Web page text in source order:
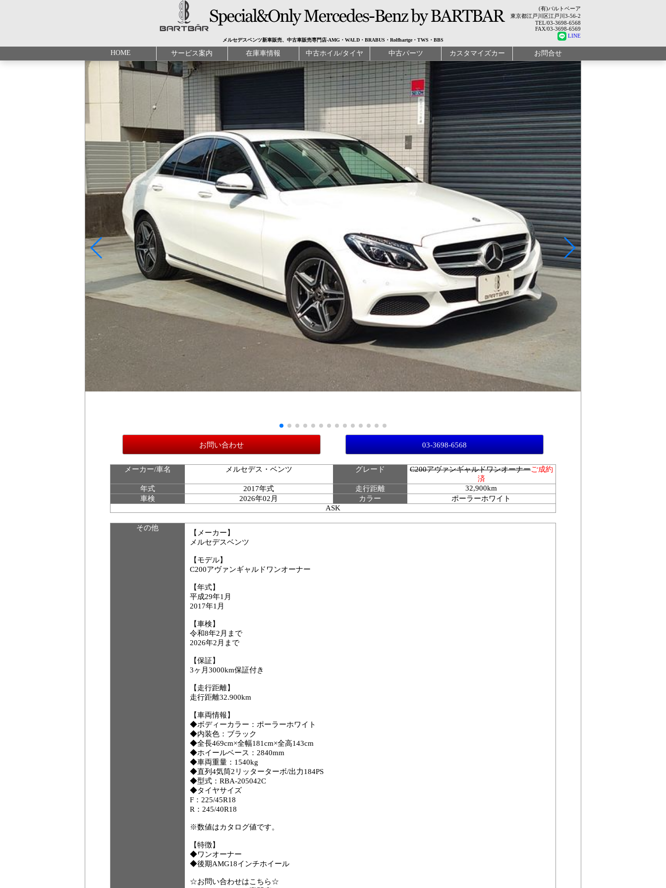
メルセデスベンツ新車販売、中古車販売専門店-AMG・WALD・BRABUS・Rolfhartge・TWS・BBS
(有)バルトベーア
東京都江戸川区江戸川3-56-2
TEL/03-3698-6568
FAX/03-3698-6569
LINE
HOME サービス案内 在庫車情報 中古ホイル/タイヤ 中古パーツ カスタマイズカー お問合せ
お問い合わせ 03-3698-6568
メーカー/車名 メルセデス・ベンツ グレード C200アヴァンギャルドワンオーナーご成約
済
年式
2017年式 走行距離
32,900km
車検
2026年02月 カラー
ポーラーホワイト
ASK
その他
【メーカー】
メルセデスベンツ
【モデル】
C200アヴァンギャルドワンオーナー
【年式】
平成29年1月
2017年1月
【車検】
令和8年2月まで
2026年2月まで
【保証】
3ヶ月3000km保証付き
【走行距離】
走行距離32.900km
【車両情報】
◆ボディーカラー：ポーラーホワイト
◆内装色：ブラック
◆全長469cm×全幅181cm×全高143cm
◆ホイールベース：2840mm
◆車両重量：1540kg
◆直列4気筒2リッターターボ/出力184PS
◆型式：RBA-205042C
◆タイヤサイズ
F：225/45R18
R：245/40R18
※数値はカタログ値です。
【特徴】
◆ワンオーナー
◆後期AMG18インチホイール
☆お問い合わせはこちら☆